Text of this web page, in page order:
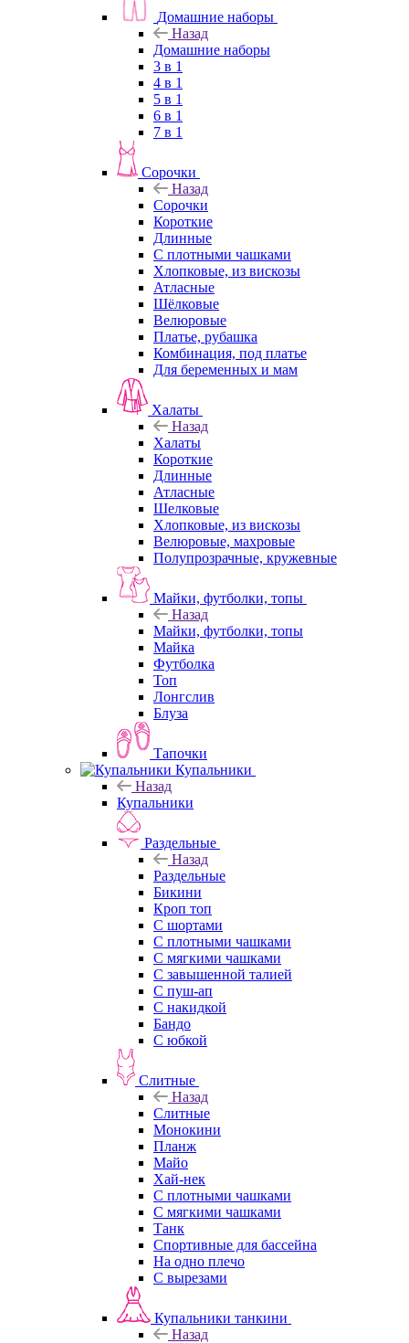
Домашние наборы
Назад
Домашние наборы
3 в 1
4 в 1
5 в 1
6 в 1
7 в 1
Сорочки
Назад
Сорочки
Короткие
Длинные
С плотными чашками
Хлопковые, из вискозы
Атласные
Шёлковые
Велюровые
Платье, рубашка
Комбинация, под платье
Для беременных и мам
Халаты
Назад
Халаты
Короткие
Длинные
Атласные
Шелковые
Хлопковые, из вискозы
Велюровые, махровые
Полупрозрачные, кружевные
Майки, футболки, топы
Назад
Майки, футболки, топы
Майка
Футболка
Топ
Лонгслив
Блуза
Тапочки
Купальники
Назад
Купальники
Раздельные
Назад
Раздельные
Бикини
Кроп топ
С шортами
С плотными чашками
С мягкими чашками
С завышенной талией
С пуш-ап
С накидкой
Бандо
С юбкой
Слитные
Назад
Слитные
Монокини
Планж
Майо
Хай-нек
С плотными чашками
С мягкими чашками
Танк
Спортивные для бассейна
На одно плечо
С вырезами
Купальники танкини
Назад